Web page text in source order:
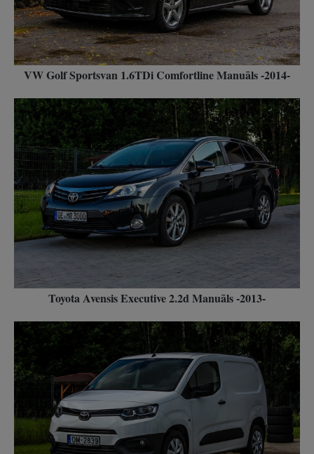
VW Golf Sportsvan 1.6TDi Comfortline Manuāls -2014-
Toyota Avensis Executive 2.2d Manuāls -2013-